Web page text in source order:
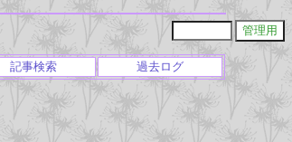
記事検索 過去ログ